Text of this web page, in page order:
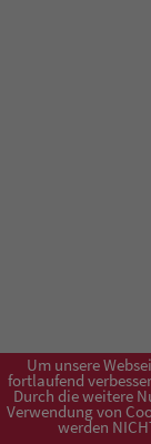
Um unsere
fortlaufend
Durch die weitere
Verwendung von
werden
Impressum